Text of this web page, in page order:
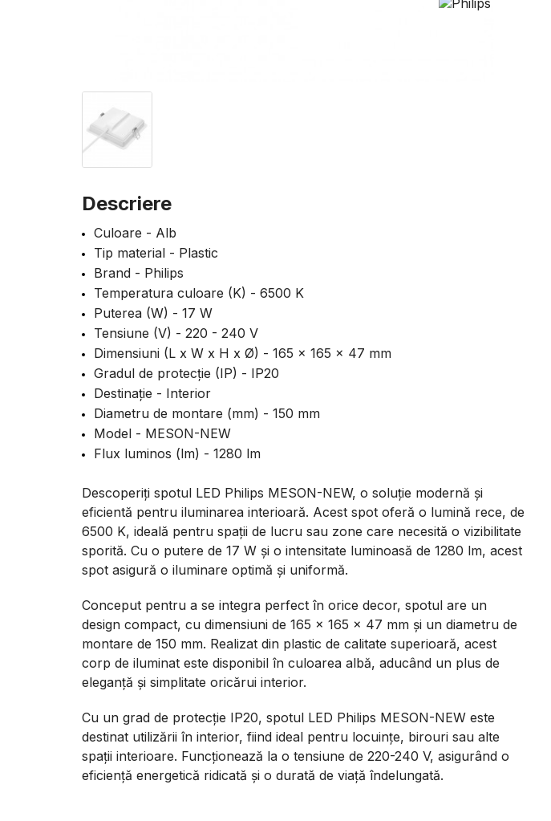
Descriere
Culoare - Alb
Tip material - Plastic
Brand - Philips
Temperatura culoare (K) - 6500 K
Puterea (W) - 17 W
Tensiune (V) - 220 - 240 V
Dimensiuni (L x W x H x Ø) - 165 x 165 x 47 mm
Gradul de protecţie (IP) - IP20
Destinație - Interior
Diametru de montare (mm) - 150 mm
Model - MESON-NEW
Flux luminos (lm) - 1280 lm
Descoperiți spotul LED Philips MESON-NEW, o soluție modernă și
eficientă pentru iluminarea interioară. Acest spot oferă o lumină rece, de
6500 K, ideală pentru spații de lucru sau zone care necesită o vizibilitate
sporită. Cu o putere de 17 W și o intensitate luminoasă de 1280 lm, acest
spot asigură o iluminare optimă și uniformă.
Conceput pentru a se integra perfect în orice decor, spotul are un
design compact, cu dimensiuni de 165 x 165 x 47 mm și un diametru de
montare de 150 mm. Realizat din plastic de calitate superioară, acest
corp de iluminat este disponibil în culoarea albă, aducând un plus de
eleganță și simplitate oricărui interior.
Cu un grad de protecție IP20, spotul LED Philips MESON-NEW este
destinat utilizării în interior, fiind ideal pentru locuințe, birouri sau alte
spații interioare. Funcționează la o tensiune de 220-240 V, asigurând o
eficiență energetică ridicată și o durată de viață îndelungată.